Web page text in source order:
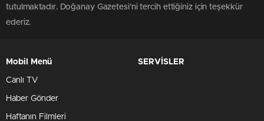
tutulmaktadır. Doğanay Gazetesi'ni tercih ettiğiniz için teşekkür
ederiz.
Mobil Menü
Canlı TV
Haber Gönder
Haftanın Filmleri
SERVİSLER